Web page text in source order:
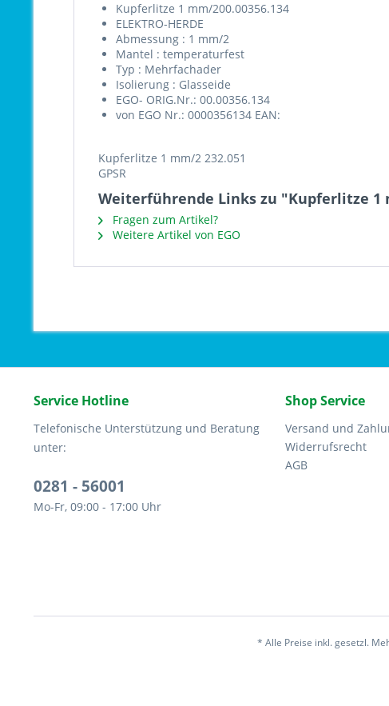
Kupferlitze 1 mm/200.00356.134
ELEKTRO-HERDE
Abmessung : 1 mm/2
Mantel : temperaturfest
Typ : Mehrfachader
Isolierung : Glasseide
EGO- ORIG.Nr.: 00.00356.134
von EGO Nr.: 0000356134 EAN:
Kupferlitze 1 mm/2 232.051
GPSR
Weiterführende Links zu "Kupferlitze 1
Fragen zum Artikel?
Weitere Artikel von EGO
Service Hotline
Telefonische Unterstützung und Beratung
unter:
0281 - 56001
Mo-Fr, 09:00 - 17:00 Uhr
Shop Service
Versand und
Widerrufsrecht
AGB
* Alle Preise inkl. gesetzl.